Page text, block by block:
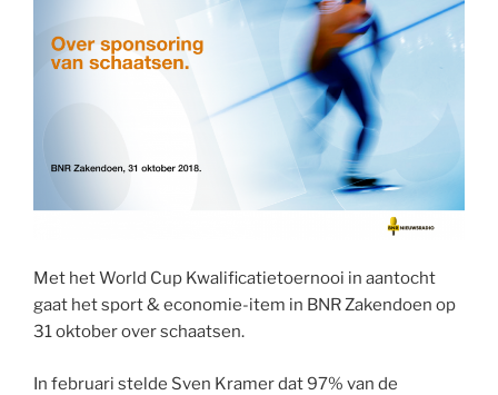
Met het World Cup Kwalificatietoernooi in aantocht
gaat het sport & economie-item in BNR Zakendoen op
31 oktober over schaatsen.
In februari stelde Sven Kramer dat 97% van de